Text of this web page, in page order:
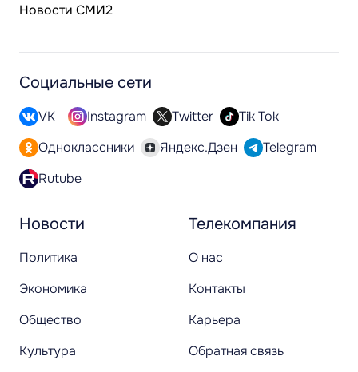
Новости СМИ2
Новости
Политика
Экономика
Общество
Культура
Телекомпания
О нас
Контакты
Карьера
Обратная связь
Социальные сети
VK Instagram Twitter
Tik Tok
Одноклассники
Яндекс.Дзен
Telegram
Rutube